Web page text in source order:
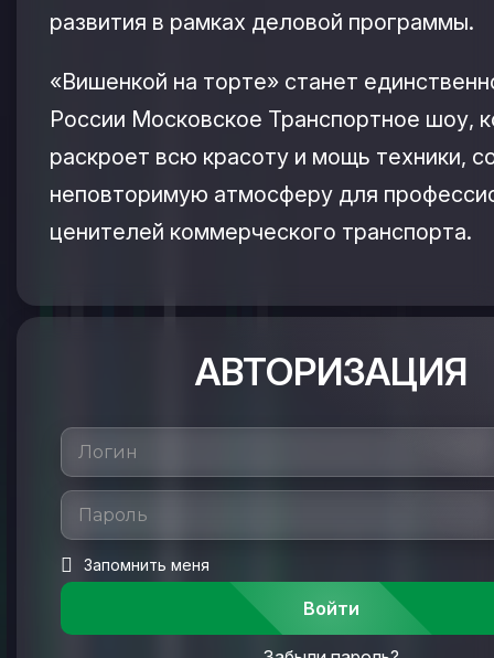
развития в рамках деловой программы.
«Вишенкой на торте» станет
России Московское Транспортное шоу,
раскроет всю красоту и мощь техники,
неповторимую атмосферу для
ценителей коммерческого транспорта.
АВТОРИЗАЦИЯ
Запомнить меня
Войти